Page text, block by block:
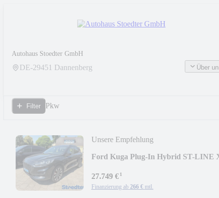
Autohaus Stoedter GmbH
DE-29451 Dannenberg Über
Filter Pkw
Unsere Empfehlung
Ford Kuga Plug-In Hybrid ST-LINE
27.749 €¹
Finanzierung ab 266 € mtl.